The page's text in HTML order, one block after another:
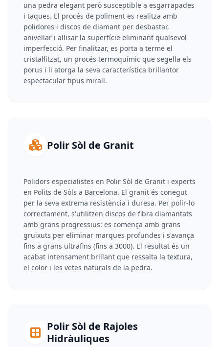
una pedra elegant però susceptible a esgarrapades
i taques. El procés de poliment es realitza amb
polidores i discos de diamant per desbastar,
anivellar i allisar la superfície eliminant qualsevol
imperfecció. Per finalitzar, es porta a terme el
cristal·litzat, un procés termoquímic que segella els
porus i li atorga la seva característica brillantor
espectacular tipus mirall.
Polir Sòl de Granit
Polidors especialistes en Polir Sòl de Granit i experts
en Polits de Sòls a Barcelona. El granit és conegut
per la seva extrema resistència i duresa. Per polir-lo
correctament, s'utilitzen discos de fibra diamantats
amb grans progressius: es comença amb grans
gruixuts per eliminar marques profundes i s'avança
fins a grans ultrafins (fins a 3000). El resultat és un
acabat intensament brillant que ressalta la textura,
el color i les vetes naturals de la pedra.
Polir Sòl de Rajoles
Hidràuliques